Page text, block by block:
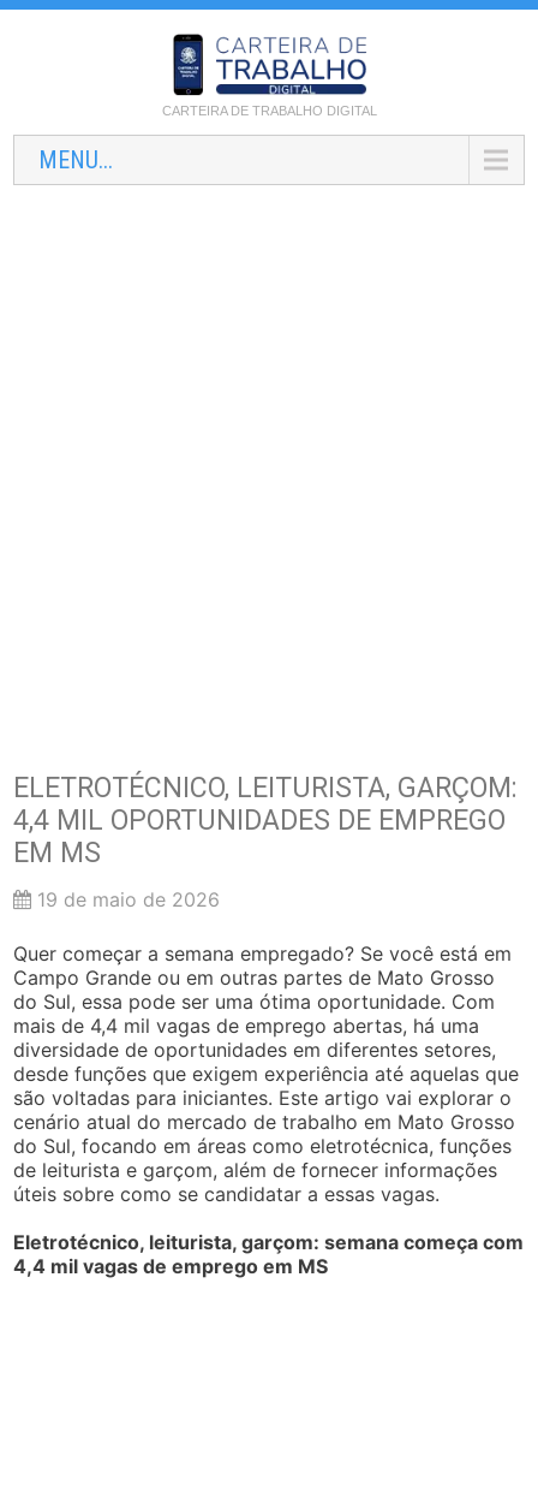
CARTEIRA DE TRABALHO DIGITAL
MENU...
ELETROTÉCNICO, LEITURISTA, GARÇOM:
4,4 MIL OPORTUNIDADES DE EMPREGO
EM MS
19 de maio de 2026
Quer começar a semana empregado? Se você está em
Campo Grande ou em outras partes de Mato Grosso
do Sul, essa pode ser uma ótima oportunidade. Com
mais de 4,4 mil vagas de emprego abertas, há uma
diversidade de oportunidades em diferentes setores,
desde funções que exigem experiência até aquelas que
são voltadas para iniciantes. Este artigo vai explorar o
cenário atual do mercado de trabalho em Mato Grosso
do Sul, focando em áreas como eletrotécnica, funções
de leiturista e garçom, além de fornecer informações
úteis sobre como se candidatar a essas vagas.
Eletrotécnico, leiturista, garçom: semana começa com
4,4 mil vagas de emprego em MS